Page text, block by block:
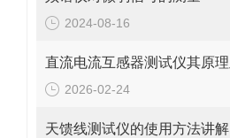
2024-08-16
2026-02-24
天馈线测试仪的使用方法讲解